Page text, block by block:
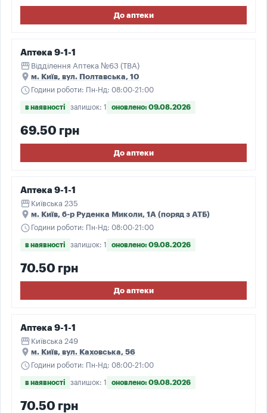
До аптеки
Аптека 9-1-1
storefront Відділення Аптека №63 (ТВА)
place м. Київ, вул. Полтавська, 10
schedule Години роботи: Пн-Нд: 08:00-21:00
в наявності залишок: 1 оновлено: 09.08.2026
69.50 грн
До аптеки
Аптека 9-1-1
storefront Київська 235
place м. Київ, б-р Руденка Миколи, 1А (поряд з АТБ)
schedule Години роботи: Пн-Нд: 08:00-21:00
в наявності залишок: 1 оновлено: 09.08.2026
70.50 грн
До аптеки
Аптека 9-1-1
storefront Київська 249
place м. Київ, вул. Каховська, 56
schedule Години роботи: Пн-Нд: 08:00-21:00
в наявності залишок: 1 оновлено: 09.08.2026
70.50 грн